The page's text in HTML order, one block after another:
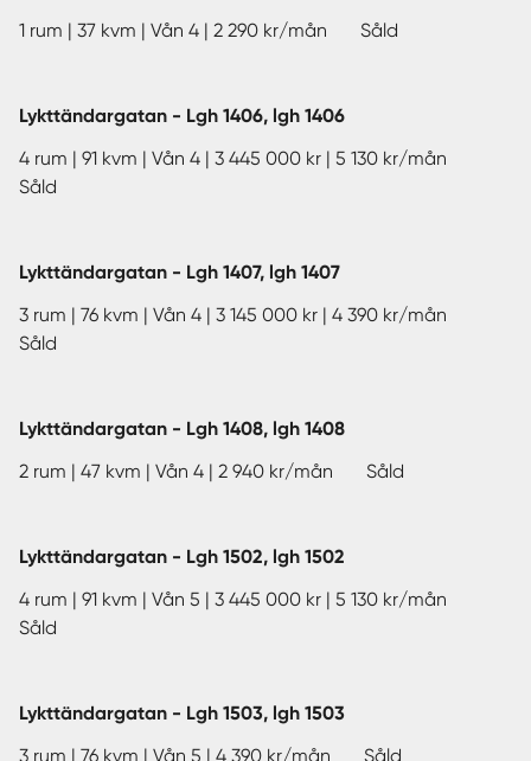
1 rum | 37 kvm | Vån 4 | 2 290 kr/mån Såld
Lykttändargatan - Lgh 1406, lgh 1406
4 rum | 91 kvm | Vån 4 | 3 445 000 kr | 5 130 kr/mån
Såld
Lykttändargatan - Lgh 1407, lgh 1407
3 rum | 76 kvm | Vån 4 | 3 145 000 kr | 4 390 kr/mån
Såld
Lykttändargatan - Lgh 1408, lgh 1408
2 rum | 47 kvm | Vån 4 | 2 940 kr/mån Såld
Lykttändargatan - Lgh 1502, lgh 1502
4 rum | 91 kvm | Vån 5 | 3 445 000 kr | 5 130 kr/mån
Såld
Lykttändargatan - Lgh 1503, lgh 1503
3 rum | 76 kvm | Vån 5 | 4 390 kr/mån Såld